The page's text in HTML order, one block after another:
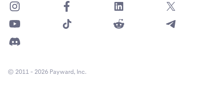
© 2011 - 2026 Payward, Inc.